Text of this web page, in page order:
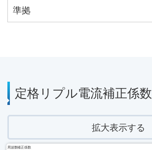
準拠
定格リプル電流補正係数
拡大表示する
周波数補正係数